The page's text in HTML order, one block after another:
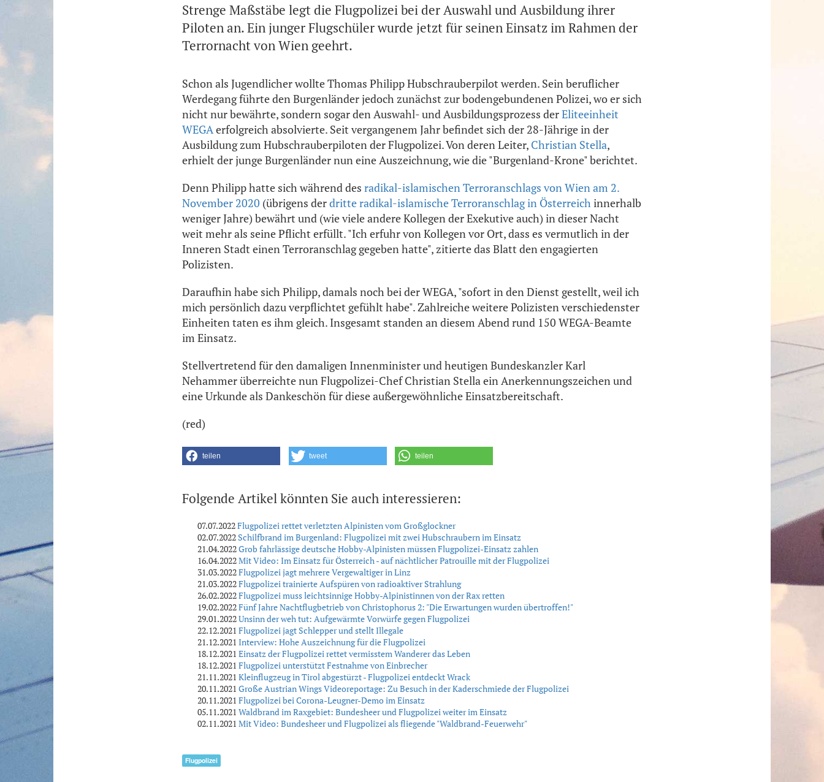
Strenge Maßstäbe legt die Flugpolizei bei der Auswahl und Ausbildung ihrer
Piloten an. Ein junger Flugschüler wurde jetzt für seinen Einsatz im Rahmen der
Terrornacht von Wien geehrt.
Schon als Jugendlicher wollte Thomas Philipp Hubschrauberpilot werden. Sein beruflicher
Werdegang führte den Burgenländer jedoch zunächst zur bodengebundenen Polizei, wo er sich
nicht nur bewährte, sondern sogar den Auswahl- und Ausbildungsprozess derEliteeinheit
WEGAerfolgreich absolvierte. Seit vergangenem Jahr befindet sich der 28-Jährige in der
Ausbildung zum Hubschrauberpiloten der Flugpolizei. Von deren Leiter, Christian Stella,
erhielt der junge Burgenländer nun eine Auszeichnung, wie die "Burgenland-Krone" berichtet.
Denn Philipp hatte sich während des radikal-islamischen Terroranschlags von Wien am 2.
November 2020 (übrigens derdritte radikal-islamische Terroranschlag in Österreichinnerhalb
weniger Jahre) bewährt und (wie viele andere Kollegen der Exekutive auch) in dieser Nacht
weit mehr als seine Pflicht erfüllt. "Ich erfuhr von Kollegen vor Ort, dass es vermutlich in der
Inneren Stadt einen Terroranschlag gegeben hatte", zitierte das Blatt den engagierten
Polizisten.
Daraufhin habe sich Philipp, damals noch bei der WEGA, "sofort in den Dienst gestellt, weil ich
mich persönlich dazu verpflichtet gefühlt habe". Zahlreiche weitere Polizisten verschiedenster
Einheiten taten es ihm gleich. Insgesamt standen an diesem Abend rund 150 WEGA-Beamte
im Einsatz.
Stellvertretend für den damaligen Innenminister und heutigen Bundeskanzler Karl
Nehammer überreichte nun Flugpolizei-Chef Christian Stella ein Anerkennungszeichen und
eine Urkunde als Dankeschön für diese außergewöhnliche Einsatzbereitschaft.
(red)
teilen tweet teilen
Folgende Artikel könnten Sie auch interessieren:
07.07.2022Flugpolizei rettet verletzten Alpinisten vom Großglockner
02.07.2022 Schilfbrand im Burgenland: Flugpolizei mit zwei Hubschraubern im Einsatz
21.04.2022Grob fahrlässige deutsche Hobby-Alpinisten müssen Flugpolizei-Einsatz zahlen
16.04.2022Mit Video: Im Einsatz für Österreich - auf nächtlicher Patrouille mit der Flugpolizei
31.03.2022Flugpolizei jagt mehrere Vergewaltiger in Linz
21.03.2022Flugpolizei trainierte Aufspüren von radioaktiver Strahlung
26.02.2022Flugpolizei muss leichtsinnige Hobby-Alpinistinnen von der Rax retten
19.02.2022Fünf Jahre Nachtflugbetrieb von Christophorus 2: "Die Erwartungen wurden übertroffen!"
29.01.2022Unsinn der weh tut: Aufgewärmte Vorwürfe gegen Flugpolizei
22.12.2021 Flugpolizei jagt Schlepper und stellt Illegale
21.12.2021 Interview: Hohe Auszeichnung für die Flugpolizei
18.12.2021 Einsatz der Flugpolizei rettet vermisstem Wanderer das Leben
18.12.2021 Flugpolizei unterstützt Festnahme von Einbrecher
21.11.2021 Kleinflugzeug in Tirol abgestürzt - Flugpolizei entdeckt Wrack
20.11.2021 Große Austrian Wings Videoreportage: Zu Besuch in der Kaderschmiede der Flugpolizei
20.11.2021 Flugpolizei bei Corona-Leugner-Demo im Einsatz
05.11.2021 Waldbrand im Raxgebiet: Bundesheer und Flugpolizei weiter im Einsatz
02.11.2021 Mit Video: Bundesheer und Flugpolizei als fliegende "Waldbrand-Feuerwehr"
Flugpolizei